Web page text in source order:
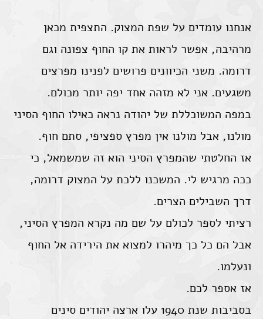
אנחנו עומדים על שפת המצוק. התצפית מכאן
מרהיבה, אפשר לראות את קו החוף צפונה וגם
דרומה. משני הכיוונים פרושים לפנינו מפרצים
משגעים. אני לא מזהה אחד יפה יותר מכולם.
במפה המשוכללת של יהודה נראה כאילו החוף הסיני
מולנו, אבל מולנו אין מפרץ ספציפי, סתם חוף.
אז החלטתי שהמפרץ הסיני הוא זה שמשמאל, כי
ככה מרגיש לי. המשכנו ללכת על המצוק דרומה,
דרך השבילים הצרים.
רציתי לספר לכולם על שם מה נקרא המפרץ הסיני,
אבל הם כל כך מיהרו למצוא את הירידה אל החוף
ונעלמו.
אז אספר לכם.
בסביבות שנת 1940 עלו ארצה יהודים סינים